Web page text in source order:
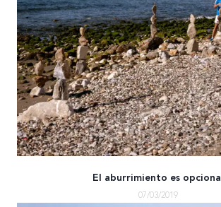
El aburrimiento es opcional
07/03/2019